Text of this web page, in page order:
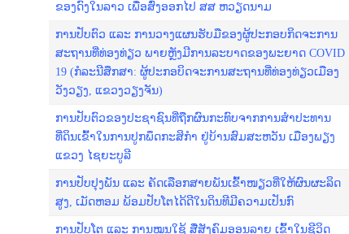
ຂອງດົງໃນລາວ ເພື່ອສົ່ງອອກໄປ ສສ ຫວຽດນາມ
​ການ​ປັບ​ຕົວ​ ແລະ​ ການ​ວາງ​ແຜນ​ຮັບ​ມື​ຂອງ​ຜູ້​ປະ​ກອບ​ກິດ​ຈະ​ກາ​ນ​
ສະ​ຖານ​ທີ່​ທ່ອງ​ທ່ຽວ ພາຍຫຼັງ​ມີ​ການ​ລະ​ບາດ​ຂອງ​ພະ​ຍາດ COVID
19 (ກໍ​ລະ​ນີ​ສຶກ​ສາ: ຜູ້​ປະ​ກອບ​ິດ​ຈະ​ການ​ສະ​ຖານ​ທີ່ທ່ອງ​ທ່ຽວ​ເມືອງ
ວັງ​ວຽງ, ແຂວງວຽງ​ຈັນ)
ການປັບຕົວຂອງປະຊາຊົນທີ່ຖືກຜົນກະທົບຈາກການສຳປະທານ
ທີ່ດິນເຂົ້າໃນການປູກພຶດກະສິກຳ ຢູ່ບ້ານສົມສະຫວັນ ເມືອງພຽງ
ແຂວງ ໄຊຍະບູລີ
ການ​ປັບ​ປຸງ​ພັນ ແລະ ຄັດ​ເລືອກ​ສາຍ​ພັນ​ເຂົ້າ​ໜຽວ​ທີ່​ໃຫ້​ຜົນ​ຜະ​ລິດ
ສູງ, ເ​ມັດ​ຫອ​ມ ພ້ອມ​ປັບ​ໂຕ​ໄດ້​ດີ​ໃນ​ດິ​ນ​ທີ​ມີ​ຄວາມ​ເປັນ​ກົ
ການປັບໂຕ ແລະ ການໝູນໃຊ້ ສື່ສັງຄົມອອນລາຍ ເຂົ້າໃນຊີວິດ